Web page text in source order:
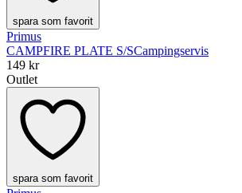
spara som favorit
Primus
CAMPFIRE PLATE S/SCampingservis
149 kr
Outlet
spara som favorit